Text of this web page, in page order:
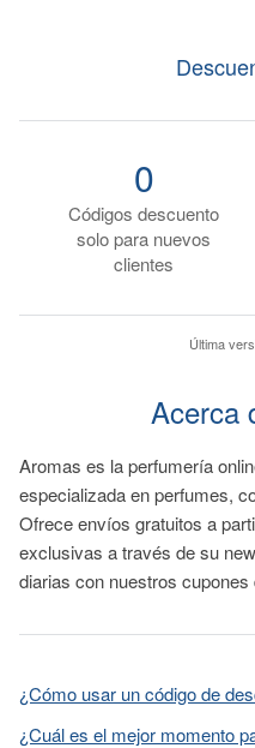
Códigos descuento
solo para nuevos
clientes
0
Última
Acerca
Aromas es la perfumería
especializada en perfumes,
Ofrece envíos gratuitos a
exclusivas a través de su
diarias con nuestros
¿Cómo usar un código de
¿Cuál es el mejor momento